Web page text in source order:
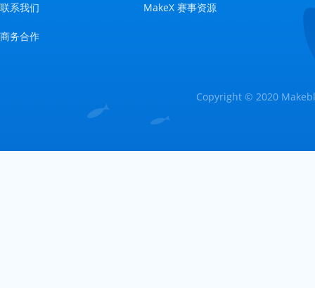
联系我们
商务合作
MakeX 赛事资源
Copyright © 2020